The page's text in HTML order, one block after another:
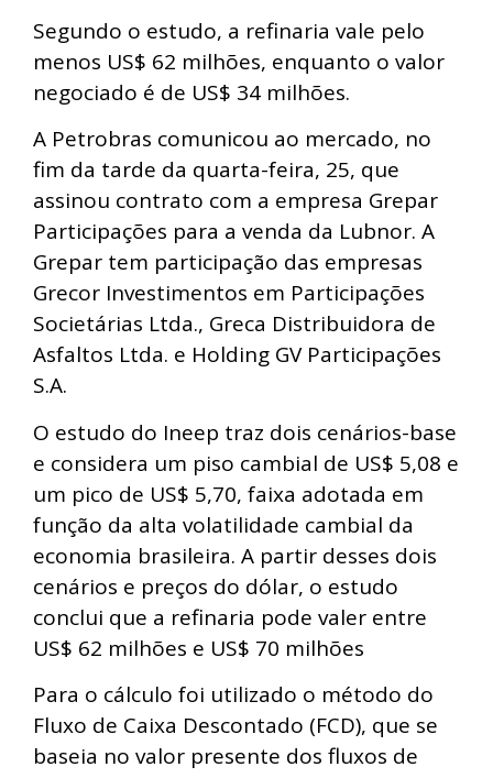
Segundo o estudo, a refinaria vale pelo
menos US$ 62 milhões, enquanto o valor
negociado é de US$ 34 milhões.
A Petrobras comunicou ao mercado, no
fim da tarde da quarta-feira, 25, que
assinou contrato com a empresa Grepar
Participações para a venda da Lubnor. A
Grepar tem participação das empresas
Grecor Investimentos em Participações
Societárias Ltda., Greca Distribuidora de
Asfaltos Ltda. e Holding GV Participações
S.A.
O estudo do Ineep traz dois cenários-base
e considera um piso cambial de US$ 5,08 e
um pico de US$ 5,70, faixa adotada em
função da alta volatilidade cambial da
economia brasileira. A partir desses dois
cenários e preços do dólar, o estudo
conclui que a refinaria pode valer entre
US$ 62 milhões e US$ 70 milhões
Para o cálculo foi utilizado o método do
Fluxo de Caixa Descontado (FCD), que se
baseia no valor presente dos fluxos de